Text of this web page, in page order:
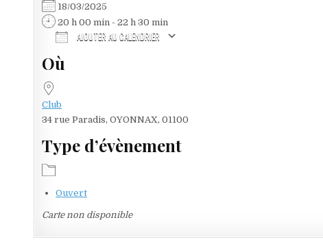
18/03/2025
20 h 00 min - 22 h 30 min
AJOUTER AU CALENDRIER
Où
Club
34 rue Paradis, OYONNAX, 01100
Type d’évènement
Ouvert
Carte non disponible